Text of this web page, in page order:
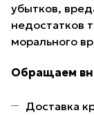
убытков,
недостатков
морального
Обращаем
Доставка